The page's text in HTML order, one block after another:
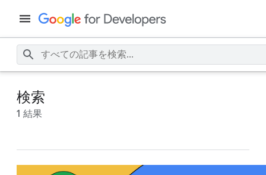
検索
1 結果